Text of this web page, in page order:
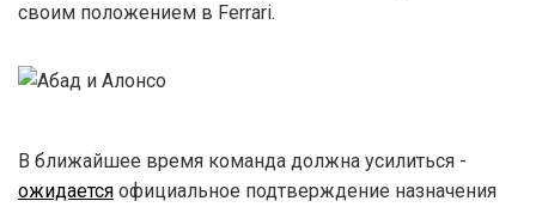
своим положением в Ferrari.
В ближайшее время команда должна усилиться -
ожидается официальное подтверждение назначения